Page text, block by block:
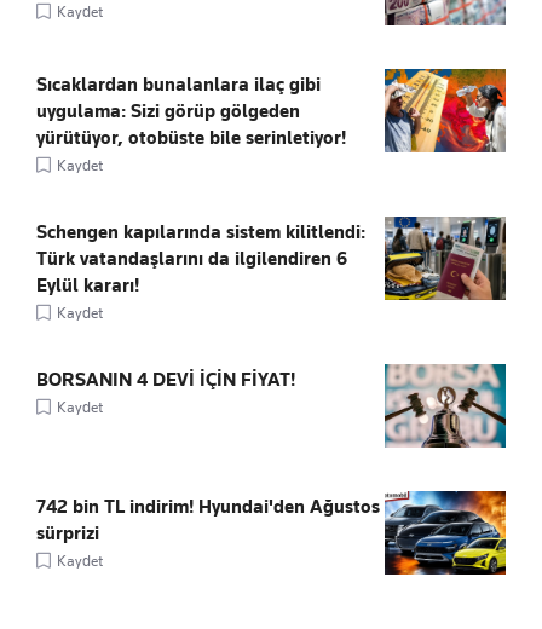
Kaydet
Sıcaklardan bunalanlara ilaç gibi
uygulama: Sizi görüp gölgeden
yürütüyor, otobüste bile serinletiyor!
Kaydet
Schengen kapılarında sistem kilitlendi:
Türk vatandaşlarını da ilgilendiren 6
Eylül kararı!
Kaydet
BORSANIN 4 DEVİ İÇİN FİYAT!
Kaydet
742 bin TL indirim! Hyundai'den Ağustos
sürprizi
Kaydet